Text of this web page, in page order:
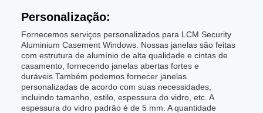
Personalização:
Fornecemos serviços personalizados para LCM Security
Aluminium Casement Windows. Nossas janelas são feitas
com estrutura de alumínio de alta qualidade e cintas de
casamento, fornecendo janelas abertas fortes e
duráveis.Também podemos fornecer janelas
personalizadas de acordo com suas necessidades,
incluindo tamanho, estilo, espessura do vidro, etc. A
espessura do vidro padrão é de 5 mm. A quantidade